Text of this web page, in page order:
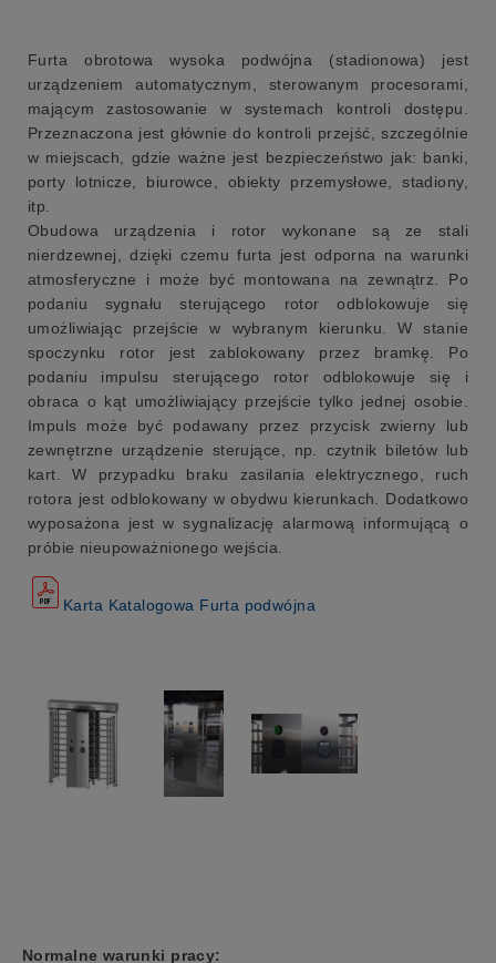
Furta obrotowa wysoka podwójna (stadionowa) jest
urządzeniem automatycznym, sterowanym procesorami,
mającym zastosowanie w systemach kontroli dostępu.
Przeznaczona jest głównie do kontroli przejść, szczególnie
w miejscach, gdzie ważne jest bezpieczeństwo jak: banki,
porty lotnicze, biurowce, obiekty przemysłowe, stadiony,
itp.
Obudowa urządzenia i rotor wykonane są ze stali
nierdzewnej, dzięki czemu furta jest odporna na warunki
atmosferyczne i może być montowana na zewnątrz. Po
podaniu sygnału sterującego rotor odblokowuje się
umożliwiając przejście w wybranym kierunku. W stanie
spoczynku rotor jest zablokowany przez bramkę. Po
podaniu impulsu sterującego rotor odblokowuje się i
obraca o kąt umożliwiający przejście tylko jednej osobie.
Impuls może być podawany przez przycisk zwierny lub
zewnętrzne urządzenie sterujące, np. czytnik biletów lub
kart. W przypadku braku zasilania elektrycznego, ruch
rotora jest odblokowany w obydwu kierunkach. Dodatkowo
wyposażona jest w sygnalizację alarmową informującą o
próbie nieupoważnionego wejścia.
Karta Katalogowa Furta podwójna
Normalne warunki pracy: